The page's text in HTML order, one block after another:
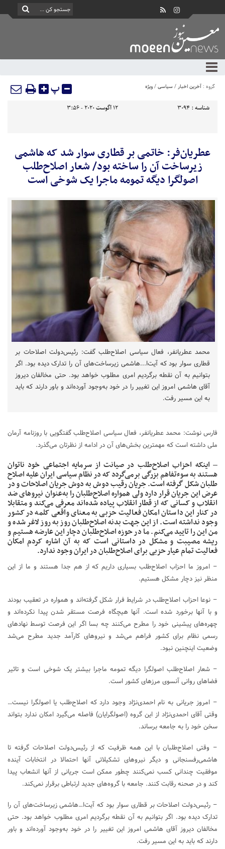
گروه : آخرین اخبار/سیاسی/ویژه پ
شناسه : 3094 12 آگوست 2020 - 3:56
عطریان‌فر: خاتمی بر قطاری سوار شد که هاشمی
زیرساخت آن را ساخته بود/ شعار اصلاح‌طلب
اصولگرا دیگه تمومه ماجرا یک شوخی است
محمد عطریانفر، فعال سیاسی اصلاح‌طلب گفت: رئیس‌دولت اصلاحات بر
قطاری سوار بود که آیت‌ا...هاشمی زیرساخت‌های آن را تدارک دیده بود. اگر
بتوانیم به آن نقطه برگردیم امری مطلوب خواهد بود. حتی مخالفان دیروز
آقای هاشمی امروز این تغییر را در خود به‌وجود آورده‌اند و باور دارند که باید
به این مسیر رفت.
فارس نوشت: محمد عطریانفر، فعال سیاسی اصلاح‌طلب گفتگویی با روزنامه آرمان
ملی داشته است که مهمترین بخش‌های آن در ادامه از نظرتان می‌گذرد.
– اینکه احزاب اصلاح‌طلب در صیانت از سرمایه اجتماعی خود ناتوان
هستند به سوءتفاهم بزرگی برمی‌گردد که در نظام سیاسی ایران علیه اصلاح
طلبان شکل گرفته است. جریان رقیب دوش به دوش جریان اصلاحات و در
عرض این جریان قرار دارد ولی همواره اصلاح‌طلبان را به‌عنوان نیروهای ضد
انقلاب و کسانی که از قطار انقلاب پیاده شده‌اند معرفی می‌کند و متقابلا
در کنار این داستان امکان فعالیت حزبی به معنای واقعی کلمه در کشور
وجود نداشته است. از این جهت بدنه اصلاح‌طلبان روز به روز لاغر شده و
من این را تایید می‌کنم. ما در حوزه اصلاح‌طلبان دچار این عارضه هستیم و
ریشه مصیبت و مشکل در داستانی است که به آن اشاره کردم امکان
فعالیت تمام عیار حزبی برای اصلاح‌طلبان در ایران وجود ندارد.
– امروز ما احزاب اصلاح‌طلب بسیاری داریم که از هم جدا هستند و ما از این
منظر نیز دچار مشکل هستیم.
– نوعا احزاب اصلاح‌طلب در شرایط فرار شکل گرفته‌اند و همواره در تعقیب بودند
و با آنها برخورد شده است. آنها هیچگاه فرصت مستقر شدن پیدا نکرده‌اند و
چهره‌های پیشینی خود را مطرح می‌کنند چه بسا اگر این فرصت توسط نهادهای
رسمی نظام برای کشور فراهم می‌شد و نیروهای کارآمد جدید مطرح می‌شد
وضعیت اینچنین نبود.
– شعار اصلاح‌طلب اصولگرا دیگه تمومه ماجرا بیشتر یک شوخی است و تاثیر
فضاهای روانی آنسوی مرزهای کشور است.
– امروز جریانی به نام احمدی‌نژاد وجود دارد که اصلاح‌طلب یا اصولگرا نیست…
وقتی آقای احمدی‌نژاد از این گروه (اصولگرایان) فاصله می‌گیرد امکان ندارد بتواند
سخن خود را به جامعه برساند.
– وقتی اصلاح‌طلبان با این همه ظرفیت که از رئیس‌دولت اصلاحات گرفته تا
هاشمی‌رفسنجانی و دیگر نیروهای تشکیلاتی آنها احتمالا در انتخابات آینده
موفقیت چندانی کسب نمی‌کنند چطور ممکن است جریانی از آنها انشعاب پیدا
کند و در صحنه رقابت کنند. جامعه با گروه‌های جدید ارتباطی برقرار نمی‌کند.
– رئیس‌دولت اصلاحات بر قطاری سوار بود که آیت‌ا…هاشمی زیرساخت‌های آن را
تدارک دیده بود. اگر بتوانیم به آن نقطه برگردیم امری مطلوب خواهد بود. حتی
مخالفان دیروز آقای هاشمی امروز این تغییر را در خود به‌وجود آورده‌اند و باور
دارند که باید به این مسیر رفت.